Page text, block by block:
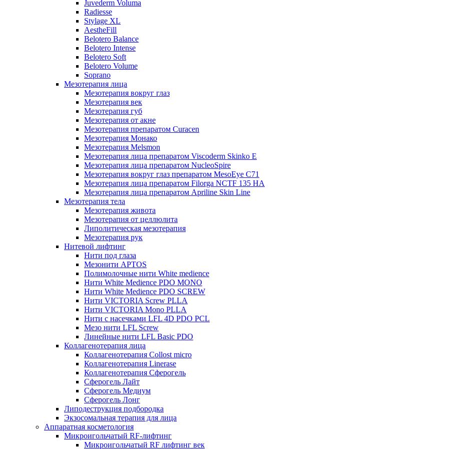
Juvederm Voluma
Radiesse
Stylage XL
AestheFill
Belotero Balance
Belotero Intense
Belotero Soft
Belotero Volume
Soprano
Мезотерапия лица
Мезотерапия вокруг глаз
Мезотерапия век
Мезотерапия губ
Мезотерапия от акне
Мезотерапия препаратом Curacen
Мезотерапия Монако
Мезотерапия Melsmon
Мезотерапия лица препаратом Viscoderm Skinko E
Мезотерапия лица препаратом NucleoSpire
Мезотерапия вокруг глаз препаратом MesoEye С71
Мезотерапия лица препаратом Filorga NCTF 135 HA
Мезотерапия лица препаратом Apriline Skin Line
Мезотерапия тела
Мезотерапия живота
Мезотерапия от целлюлита
Липолитическая мезотерапия
Мезотерапия рук
Нитевой лифтинг
Нити под глаза
Мезонити APTOS
Полимолочные нити White medience
Нити White Medience PDO MONO
Нити White Medience PDO SCREW
Нити VICTORIA Screw PLLA
Нити VICTORIA Mono PLLA
Нити с насечками LFL 4D PDO PCL
Мезо нити LFL Screw
Линейные нити LFL Basic PDO
Коллагенотерапия лица
Коллагенотерапия Collost micro
Коллагенотерапия Linerase
Коллагенотерапия Сферогель
Сферогель Лайт
Сферогель Медиум
Сферогель Лонг
Липодеструкция подбородка
Экзосомальная терапия для лица
Аппаратная косметология
Микроигольчатый RF-лифтинг
Микроигольчатый RF лифтинг век